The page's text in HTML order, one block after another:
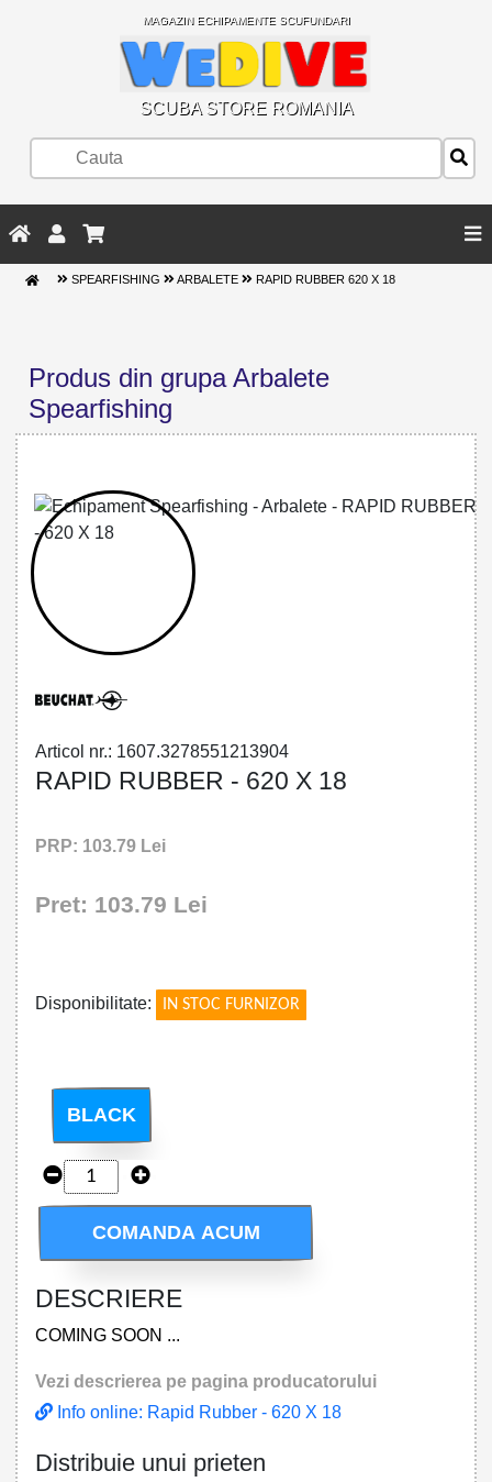
MAGAZIN ECHIPAMENTE SCUFUNDARI
SCUBA STORE ROMANIA
SPEARFISHING ARBALETE RAPID RUBBER 620 X 18
Produs din grupa Arbalete
Spearfishing
32785512139 - RAPID RUBBER - 620 X
Articol nr.: 1607.3278551213904
RAPID RUBBER - 620 X 18
PRP: 103.79 Lei
Pret: 103.79 Lei
Disponibilitate: IN STOC FURNIZOR
BLACK
COMANDA ACUM
DESCRIERE
COMING SOON ...
Vezi descrierea pe pagina producatorului
Info online: Rapid Rubber - 620 X 18
Distribuie unui prieten